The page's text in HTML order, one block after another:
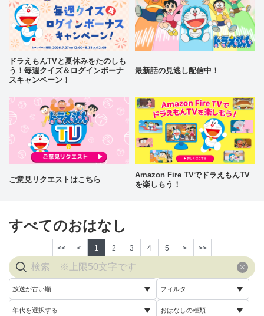
ドラえもんTVと夏休みをたのしも
う！毎週クイズ＆ログインボーナ
スキャンペーン！
最新話の見逃し配信中！
ご意見リクエストはこちら
Amazon Fire TVでドラえもんTV
を楽しもう！
すべてのおはなし
<< < 1 2 3 4 5 > >>
放送が古い順
放送が古い順
フィルタ
すべて
年代を選択する おはなしの種類